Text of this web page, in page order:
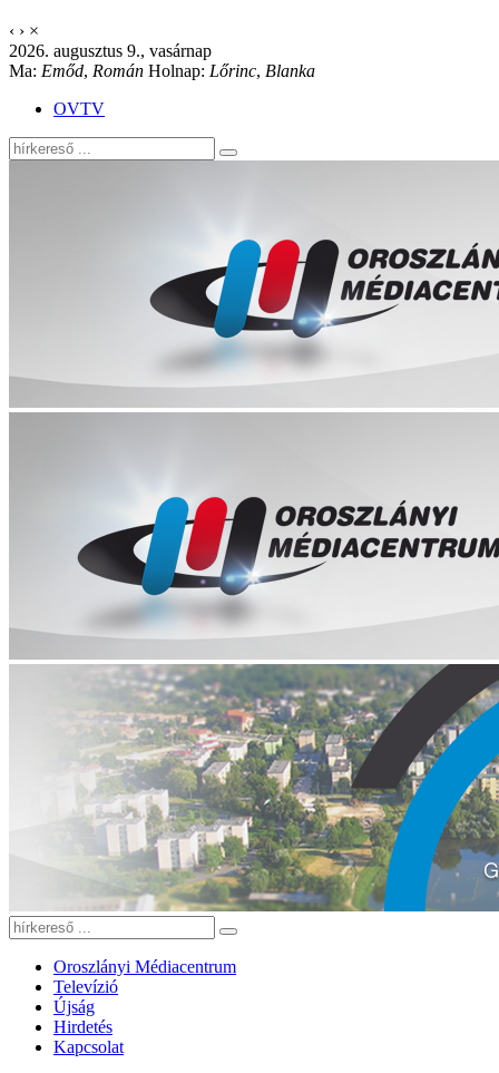
‹ › ×
2026. augusztus 9., vasárnap
Ma: Emőd, Román Holnap: Lőrinc, Blanka
OVTV
Oroszlányi Médiacentrum
Televízió
Újság
Hirdetés
Kapcsolat